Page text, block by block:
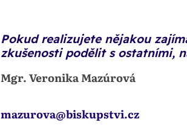
Pokud realizujete nějakou
zkušenosti podělit s ostatními,
Mgr. Veronika Mazúrová
mazurova@biskupstvi.cz